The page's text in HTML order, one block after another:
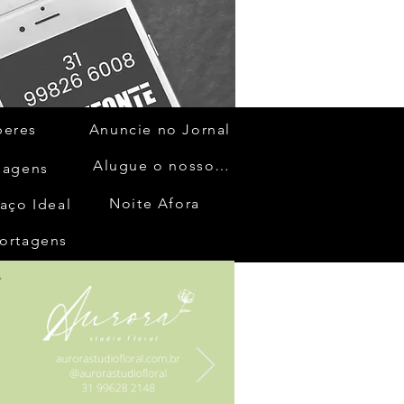
Ideal
Anuncie no Jornal
Alugue o nosso espaço
Noite Afora